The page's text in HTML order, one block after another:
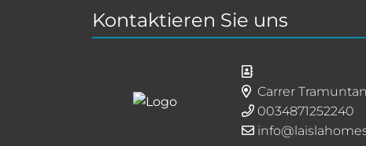
Kontaktieren Sie uns
Carrer
0034871252240